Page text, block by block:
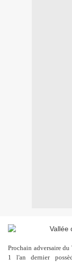
Prochain adversaire
1 l'an dernier